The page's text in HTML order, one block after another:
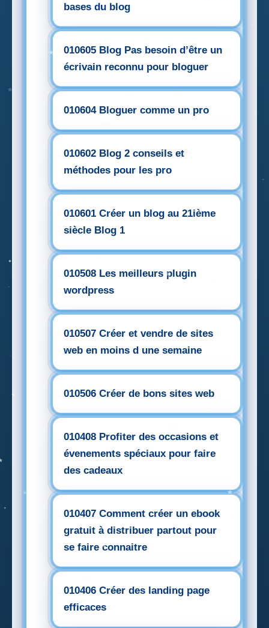
bases du blog
010605 Blog Pas besoin d’être un
écrivain reconnu pour bloguer
010604 Bloguer comme un pro
010602 Blog 2 conseils et
méthodes pour les pro
010601 Créer un blog au 21ième
siècle Blog 1
010508 Les meilleurs plugin
wordpress
010507 Créer et vendre de sites
web en moins d une semaine
010506 Créer de bons sites web
010408 Profiter des occasions et
évenements spéciaux pour faire
des cadeaux
010407 Comment créer un ebook
gratuit à distribuer partout pour
se faire connaitre
010406 Créer des landing page
efficaces